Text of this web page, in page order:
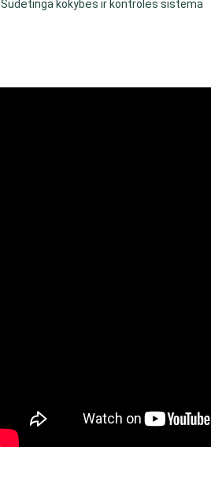
Sudėtinga kokybės ir kontrolės sistema